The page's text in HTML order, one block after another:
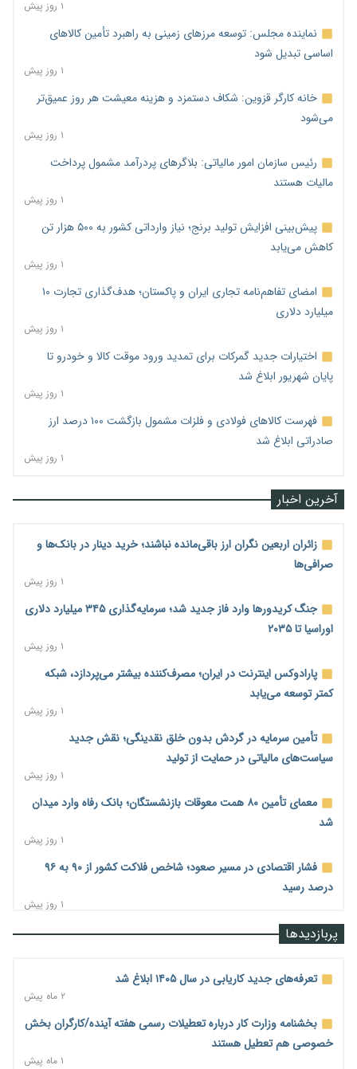
۱ روز پیش
نماینده مجلس: توسعه مرزهای زمینی به راهبرد تأمین کالاهای
اساسی تبدیل شود
۱ روز پیش
خانه کارگر قزوین: شکاف دستمزد و هزینه معیشت هر روز عمیق‌تر
می‌شود
۱ روز پیش
رئیس سازمان امور مالیاتی: بلاگرهای پردرآمد مشمول پرداخت
مالیات هستند
۱ روز پیش
پیش‌بینی افزایش تولید برنج؛ نیاز وارداتی کشور به ۵۰۰ هزار تن
کاهش می‌یابد
۱ روز پیش
امضای تفاهم‌نامه تجاری ایران و پاکستان؛ هدف‌گذاری تجارت ۱۰
میلیارد دلاری
۱ روز پیش
اختیارات جدید گمرکات برای تمدید ورود موقت کالا و خودرو تا
پایان شهریور ابلاغ شد
۱ روز پیش
فهرست کالاهای فولادی و فلزات مشمول بازگشت ۱۰۰ درصد ارز
صادراتی ابلاغ شد
۱ روز پیش
آخرین اخبار
زائران اربعین نگران ارز باقی‌مانده نباشند؛ خرید دینار در بانک‌ها و
صرافی‌ها
۱ روز پیش
جنگ کریدورها وارد فاز جدید شد؛ سرمایه‌گذاری ۳۴۵ میلیارد دلاری
اوراسیا تا ۲۰۳۵
۱ روز پیش
پارادوکس اینترنت در ایران؛ مصرف‌کننده بیشتر می‌پردازد، شبکه
کمتر توسعه می‌یابد
۱ روز پیش
تأمین سرمایه در گردش بدون خلق نقدینگی؛ نقش جدید
سیاست‌های مالیاتی در حمایت از تولید
۱ روز پیش
معمای تأمین ۸۰ همت معوقات بازنشستگان؛ بانک رفاه وارد میدان
شد
۱ روز پیش
فشار اقتصادی در مسیر صعود؛ شاخص فلاکت کشور از ۹۰ به ۹۶
درصد رسید
۱ روز پیش
رشد ۷۵ هزار میلیاردی بازار خرید اعتباری؛ فین‌تک‌ها وارد میدان
آغاز اجرای پایلوت «ردا کارت» برای دانشجویان تحصیلات تکمیلی
۱ روز پیش
پربازدیدها
تعرفه‌های جدید کاریابی در سال ۱۴۰۵ ابلاغ شد
۲ ماه پیش
بخشنامه وزارت کار درباره تعطیلات رسمی هفته آینده/کارگران بخش
خصوصی هم تعطیل هستند
۱ ماه پیش